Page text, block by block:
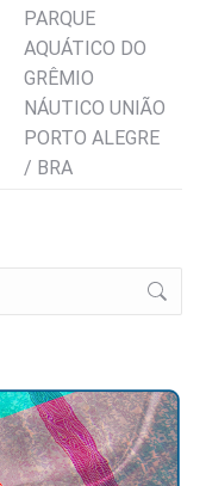
PARQUE
AQUÁTICO DO
GRÊMIO
NÁUTICO UNIÃO
PORTO ALEGRE
/ BRA